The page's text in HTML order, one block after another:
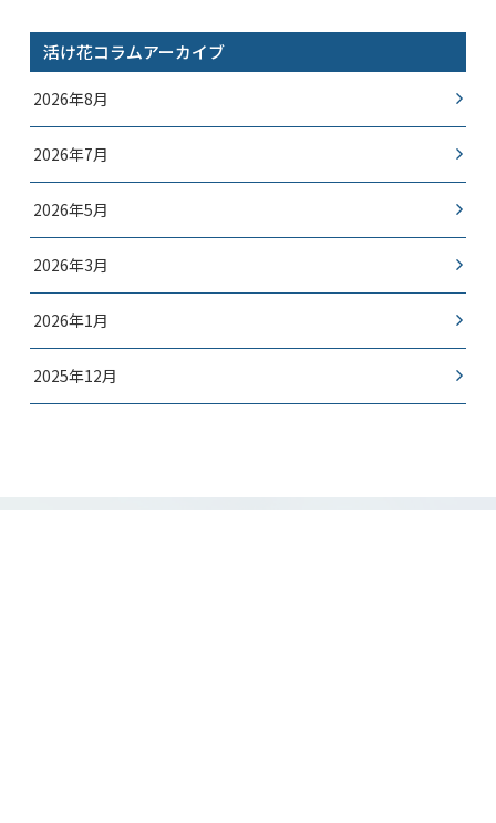
活け花コラムアーカイブ
2026年8月
2026年7月
2026年5月
2026年3月
2026年1月
2025年12月